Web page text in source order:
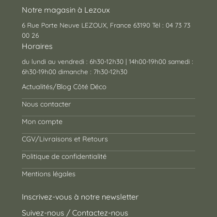
Notre magasin à Lezoux
6 Rue Porte Neuve LEZOUX, France 63190 Tél : 04 73 73
00 26
Horaires
du lundi au vendredi : 6h30-12h30 | 14h00-19h00 samedi :
6h30-19h00 dimanche : 7h30-12h30
Actualités/Blog Côté Déco
Nous contacter
Mon compte
CGV/Livraisons et Retours
Politique de confidentialité
Mentions légales
Inscrivez-vous à notre newsletter
Suivez-nous / Contactez-nous